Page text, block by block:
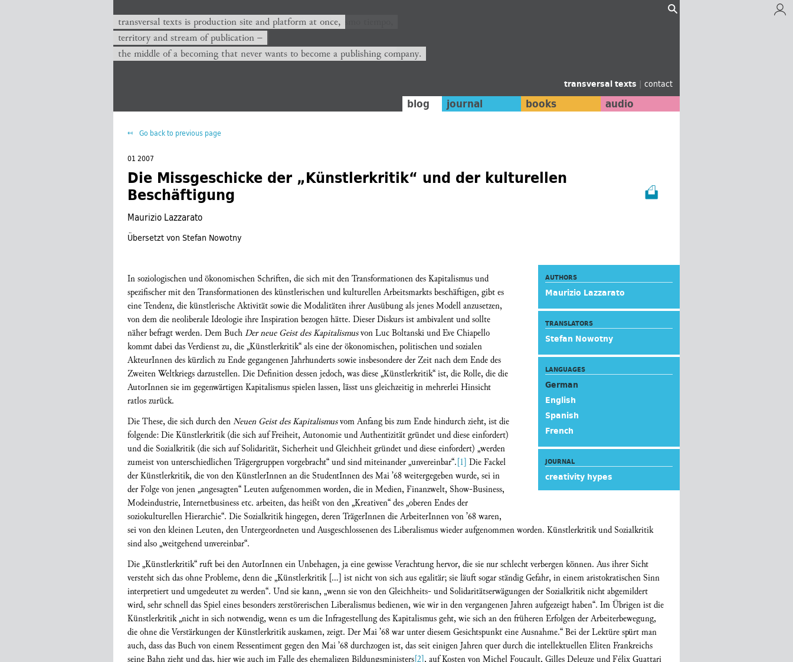
transversal texts is production site and platform at once,
territory and stream of publication −
the middle of a becoming that never wants to become a publishing company.
transversal texts | contact
blog journal books audio
Go back to previous page
01 2007
Die Missgeschicke der „Künstlerkritik“ und der kulturellen
Beschäftigung
Maurizio Lazzarato
Übersetzt von Stefan Nowotny
AUTHORS
Maurizio Lazzarato
TRANSLATORS
Stefan Nowotny
LANGUAGES
German
English
Spanish
French
JOURNAL
creativity hypes
In soziologischen und ökonomischen Schriften, die sich mit den Transformationen des Kapitalismus und
spezifischer mit den Transformationen des künstlerischen und kulturellen Arbeitsmarkts beschäftigen, gibt es
eine Tendenz, die künstlerische Aktivität sowie die Modalitäten ihrer Ausübung als jenes Modell anzusetzen,
von dem die neoliberale Ideologie ihre Inspiration bezogen hätte. Dieser Diskurs ist ambivalent und sollte
näher befragt werden. Dem BuchDer neue Geist des Kapitalismusvon Luc Boltanski und Eve Chiapello
kommt dabei das Verdienst zu, die „Künstlerkritik“ als eine der ökonomischen, politischen und sozialen
AkteurInnen des kürzlich zu Ende gegangenen Jahrhunderts sowie insbesondere der Zeit nach dem Ende des
Zweiten Weltkriegs darzustellen. Die Definition dessen jedoch, was diese „Künstlerkritik“ ist, die Rolle, die die
AutorInnen sie im gegenwärtigen Kapitalismus spielen lassen, lässt uns gleichzeitig in mehrerlei Hinsicht
ratlos zurück.
Die These, die sich durch denNeuen Geist des Kapitalismusvom Anfang bis zum Ende hindurch zieht, ist die
folgende: Die Künstlerkritik (die sich auf Freiheit, Autonomie und Authentizität gründet und diese einfordert)
und die Sozialkritik (die sich auf Solidarität, Sicherheit und Gleichheit gründet und diese einfordert) „werden
zumeist von unterschiedlichen Trägergruppen vorgebracht“ und sind miteinander „unvereinbar“.[1] Die Fackel
der Künstlerkritik, die von den KünstlerInnen an die StudentInnen des Mai ’68 weitergegeben wurde, sei in
der Folge von jenen „angesagten“ Leuten aufgenommen worden, die in Medien, Finanzwelt, Show-Business,
Modeindustrie, Internetbusiness etc. arbeiten, das heißt von den „Kreativen“ des „oberen Endes der
soziokulturellen Hierarchie“. Die Sozialkritik hingegen, deren TrägerInnen die ArbeiterInnen von ’68 waren,
sei von den kleinen Leuten, den Untergeordneten und Ausgeschlossenen des Liberalismus wieder aufgenommen worden. Künstlerkritik und Sozialkritik
sind also „weitgehend unvereinbar“.
Die „Künstlerkritik“ ruft bei den AutorInnen ein Unbehagen, ja eine gewisse Verachtung hervor, die sie nur schlecht verbergen können. Aus ihrer Sicht
versteht sich das ohne Probleme, denn die „Künstlerkritik […] ist nicht von sich aus egalitär; sie läuft sogar ständig Gefahr, in einem aristokratischen Sinn
interpretiert und umgedeutet zu werden“. Und sie kann, „wenn sie von den Gleichheits- und Solidaritätserwägungen der Sozialkritik nicht abgemildert
wird, sehr schnell das Spiel eines besonders zerstörerischen Liberalismus bedienen, wie wir in den vergangenen Jahren aufgezeigt haben“. Im Übrigen ist die
Künstlerkritik „nicht in sich notwendig, wenn es um die Infragestellung des Kapitalismus geht, wie sich an den früheren Erfolgen der Arbeiterbewegung,
die ohne die Verstärkungen der Künstlerkritik auskamen, zeigt. Der Mai ’68 war unter diesem Gesichtspunkt eine Ausnahme.“ Bei der Lektüre spürt man
auch, dass das Buch von einem Ressentiment gegen den Mai ’68 durchzogen ist, das seit einigen Jahren quer durch die intellektuellen Eliten Frankreichs